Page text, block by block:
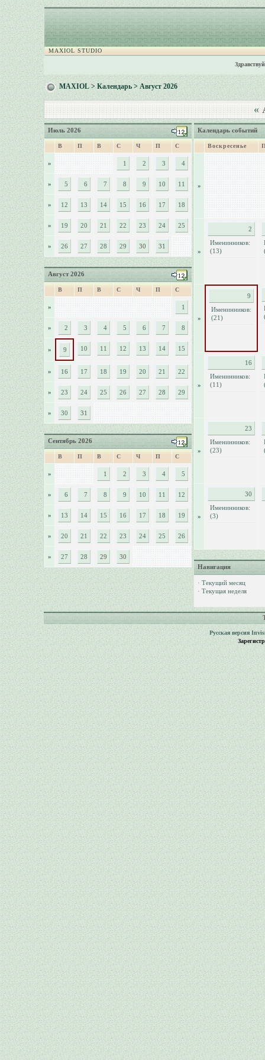
MAXIOL STUDIO
MAXIOL>Календарь> Август 2026
«
Июль 2026
В П В С Ч П С
» 1 2 3 4
» 5 6 7 8 9 10 11
» 12 13 14 15 16 17 18
» 19 20 21 22 23 24 25
» 26 27 28 29 30 31
Август 2026
В П В С Ч П С
» 1
» 2 3 4 5 6 7 8
» 9 10 11 12 13 14 15
» 16 17 18 19 20 21 22
» 23 24 25 26 27 28 29
» 30 31
Сентябрь 2026
В П В С Ч П С
» 1 2 3 4 5
» 6 7 8 9 10 11 12
» 13 14 15 16 17 18 19
» 20 21 22 23 24 25 26
» 27 28 29 30
Календарь событий
Воскресенье
»
»
2
Именинников:
(13)
»
9
Именинников:
(21)
»
16
Именинников:
(11)
»
23
Именинников:
(23)
»
30
Именинников:
(3)
Навигация
· Текущий месяц
· Текущая неделя
Русская версия